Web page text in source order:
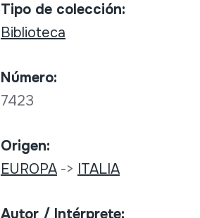
Tipo de colección:
Biblioteca
Número:
7423
Origen:
EUROPA-> ITALIA
Autor / Intérprete: